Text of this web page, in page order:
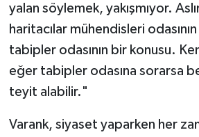
yalan söylemek, yakışmıyor.
haritacılar mühendisleri
tabipler odasının bir konusu.
eğer tabipler odasına sorarsa
teyit alabilir."
Varank, siyaset yaparken her